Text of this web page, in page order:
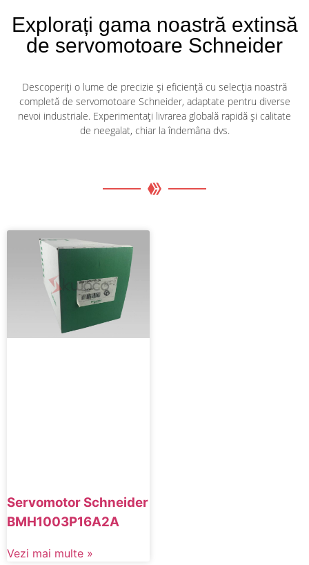
Explorați gama noastră extinsă
de servomotoare Schneider
Descoperiți o lume de precizie și eficiență cu selecția noastră
completă de servomotoare Schneider, adaptate pentru diverse
nevoi industriale. Experimentați livrarea globală rapidă și calitate
de neegalat, chiar la îndemâna dvs.
Servomotor Schneider
BMH1003P16A2A
Vezi mai multe »